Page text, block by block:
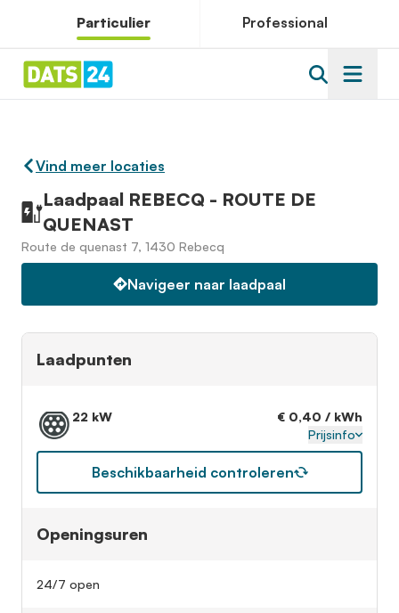
Particulier Professional
Vind meer locaties
Laadpaal REBECQ - ROUTE DE
QUENAST
Route de quenast 7, 1430 Rebecq
Navigeer naar laadpaal
Laadpunten
22 kW
€ 0,40 / kWh
Prijsinfo
Beschikbaarheid controleren
Openingsuren
24/7 open